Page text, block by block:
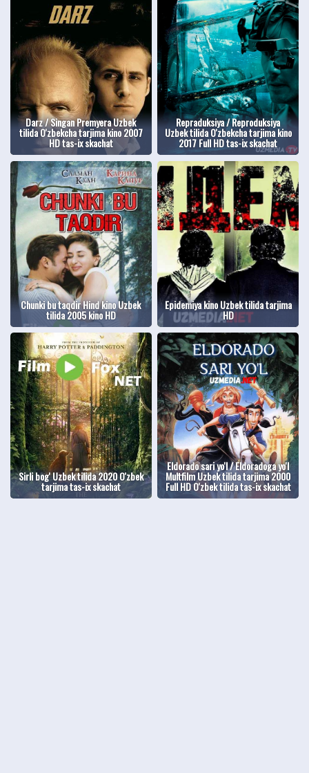
Darz / Singan Premyera Uzbek
tilida O'zbekcha tarjima kino 2007
HD tas-ix skachat
Repraduksiya / Reproduksiya
Uzbek tilida O'zbekcha tarjima kino
2017 Full HD tas-ix skachat
Chunki bu taqdir Hind kino Uzbek
tilida 2005 kino HD
Epidemiya kino Uzbek tilida tarjima
HD
Sirli bog' Uzbek tilida 2020 O'zbek
tarjima tas-ix skachat
Eldorado sari yo'l / Eldoradoga yo'l
Multfilm Uzbek tilida tarjima 2000
Full HD O'zbek tilida tas-ix skachat